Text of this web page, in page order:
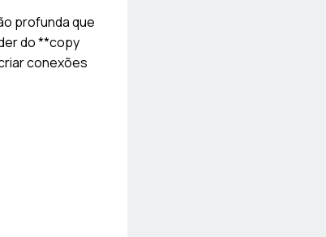
profunda que
do **copy
conexões